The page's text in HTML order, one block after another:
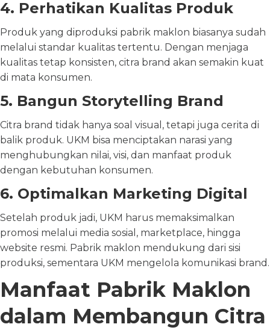
4. Perhatikan Kualitas Produk
Produk yang diproduksi pabrik maklon biasanya sudah
melalui standar kualitas tertentu. Dengan menjaga
kualitas tetap konsisten, citra brand akan semakin kuat
di mata konsumen.
5. Bangun Storytelling Brand
Citra brand tidak hanya soal visual, tetapi juga cerita di
balik produk. UKM bisa menciptakan narasi yang
menghubungkan nilai, visi, dan manfaat produk
dengan kebutuhan konsumen.
6. Optimalkan Marketing Digital
Setelah produk jadi, UKM harus memaksimalkan
promosi melalui media sosial, marketplace, hingga
website resmi. Pabrik maklon mendukung dari sisi
produksi, sementara UKM mengelola komunikasi brand.
Manfaat Pabrik Maklon
dalam Membangun Citra